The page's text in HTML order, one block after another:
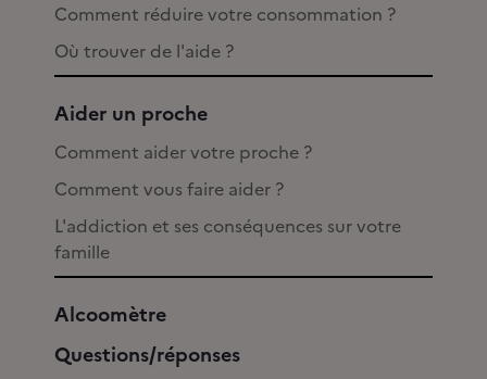
Comment réduire votre consommation ?
Où trouver de l'aide ?
Aider un proche
Comment aider votre proche ?
Comment vous faire aider ?
L'addiction et ses conséquences sur votre
famille
Alcoomètre
Questions/réponses